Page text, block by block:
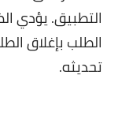
التطبيق. يؤدي
الطلب بإغلاق
تحديثه.